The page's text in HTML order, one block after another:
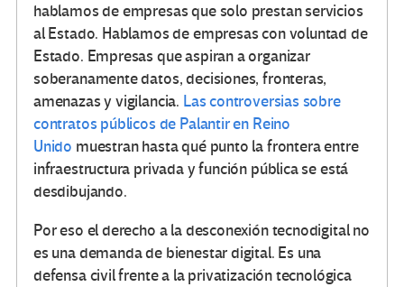
hablamos de empresas que solo prestan servicios
al Estado. Hablamos de empresas con voluntad de
Estado. Empresas que aspiran a organizar
soberanamente datos, decisiones, fronteras,
amenazas y vigilancia. Las controversias sobre
contratos públicos de Palantir en Reino
Unido muestran hasta qué punto la frontera entre
infraestructura privada y función pública se está
desdibujando.
Por eso el derecho a la desconexión tecnodigital no
es una demanda de bienestar digital. Es una
defensa civil frente a la privatización tecnológica